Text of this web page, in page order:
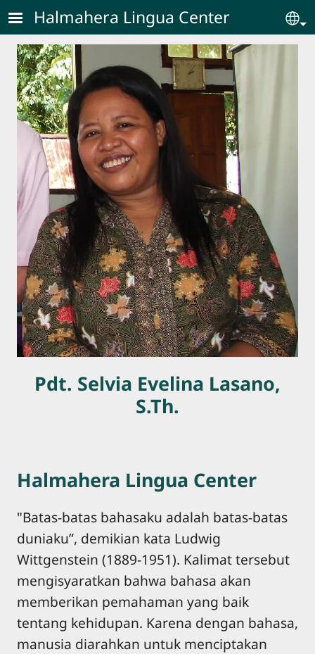
Skip to main content
Halmahera Lingua Center
Pdt. Selvia Evelina Lasano,
S.Th.
Halmahera Lingua Center
"Batas-batas bahasaku adalah batas-batas
duniaku”, demikian kata Ludwig
Wittgenstein (1889-1951). Kalimat tersebut
mengisyaratkan bahwa bahasa akan
memberikan pemahaman yang baik
tentang kehidupan. Karena dengan bahasa,
manusia diarahkan untuk menciptakan